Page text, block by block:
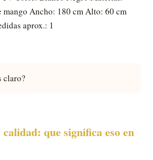
mango Ancho: 180 cm Alto: 60 cm
aprox.: 1
claro?
que significa eso en